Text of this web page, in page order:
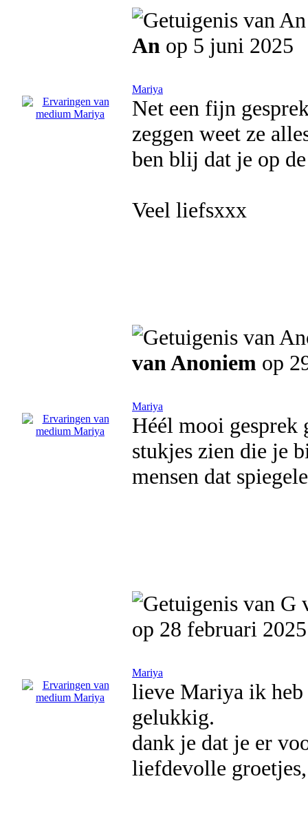
An op 5 juni 2025
Mariya
Net een fijn
zeggen weet ze
ben blij dat je op
Veel liefsxxx
van Anoniem op
Mariya
Héél mooi gesprek
stukjes zien die je
mensen dat
op 28 februari 2025
Mariya
lieve Mariya ik
gelukkig.
dank je dat je er
liefdevolle